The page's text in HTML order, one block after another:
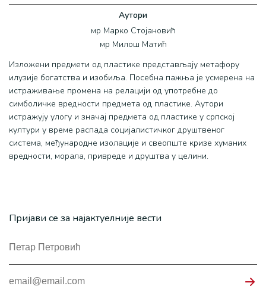
Аутори
мр Марко Стојановић
мр Милош Матић
Изложени предмети од пластике представљају метафору
илузије богатства и изобиља. Посебна пажња је усмерена на
истраживање промена на релацији од употребне до
симболичке вредности предмета од пластике. Аутори
истражују улогу и значај предмета од пластике у српској
култури у време распада социјалистичког друштвеног
система, међународне изолације и свеопште кризе хуманих
вредности, морала, привреде и друштва у целини.
Пријави се за најактуелније вести